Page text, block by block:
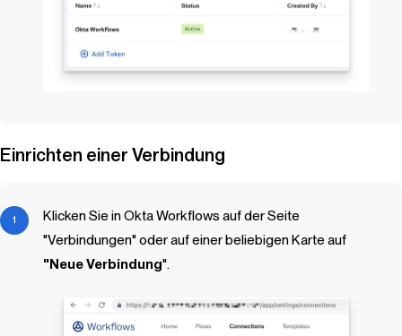
Einrichten einer Verbindung
Klicken Sie in Okta Workflows auf der Seite
"Verbindungen" oder auf einer beliebigen Karte auf
"Neue Verbindung".